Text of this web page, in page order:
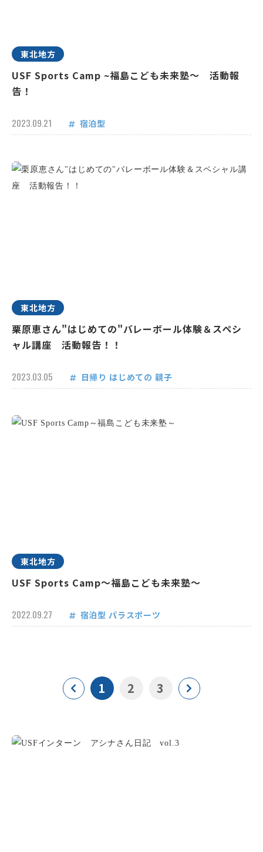
東北地方
USF Sports Camp ~福島こども未来塾～ 活動報
告！
2023.09.21 宿泊型
東北地方
栗原恵さん"はじめての"バレーボール体験＆スペシ
ャル講座 活動報告！！
2023.03.05 日帰り はじめての 親子
東北地方
USF Sports Camp～福島こども未来塾～
2022.09.27 宿泊型 パラスポーツ
1 2 3